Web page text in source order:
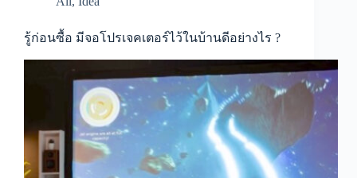
รู้ก่อนซื้อ มีจอโปรเจคเตอร์ไว้ในบ้านดีอย่างไร ?